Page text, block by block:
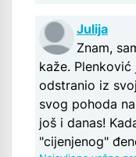
Julija
Znam,
kaže. Plenković
odstranio iz
svog pohoda
još i danas!
"cijenjenog"